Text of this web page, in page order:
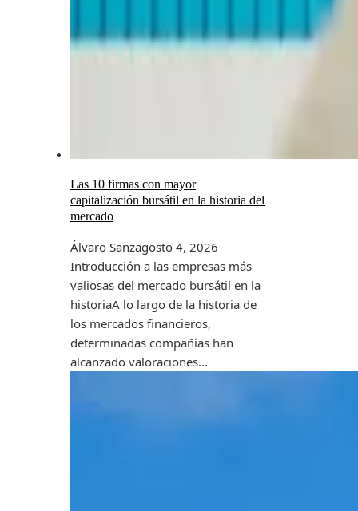
Las 10 firmas con mayor
capitalización bursátil en la historia del
mercado
Álvaro Sanzagosto 4, 2026
Introducción a las empresas más
valiosas del mercado bursátil en la
historiaA lo largo de la historia de
los mercados financieros,
determinadas compañías han
alcanzado valoraciones...